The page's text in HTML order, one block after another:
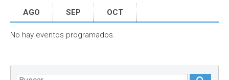
AGO SEP OCT
No hay eventos programados.